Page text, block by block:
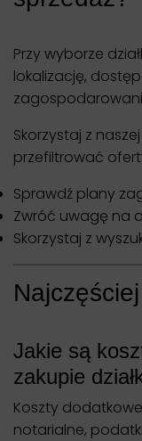
Przy wyborze
lokalizację,
Skorzystaj z
przefiltrować
Sprawdź plany
Zwróć uwagę na
Skorzystaj z
Jakie są
zakupie
Koszty
notarialne,